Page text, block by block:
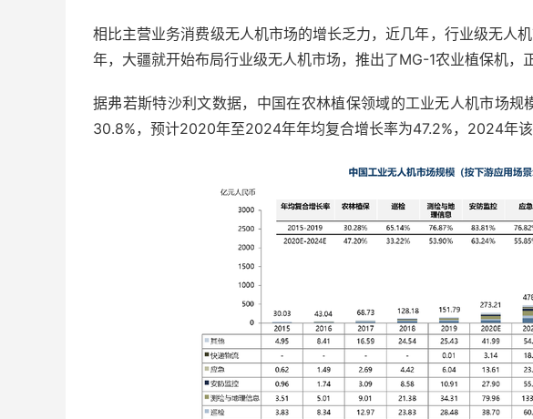
相比主营业务消费级无人机市场的增长乏力，近几年，行业级无人
年，大疆就开始布局行业级无人机市场，推出了MG-1农业植保机，
据弗若斯特沙利文数据，中国在农林植保领域的工业无人机市场
30.8%，预计2020年至2024年年均复合增长率为47.2%，2024年该